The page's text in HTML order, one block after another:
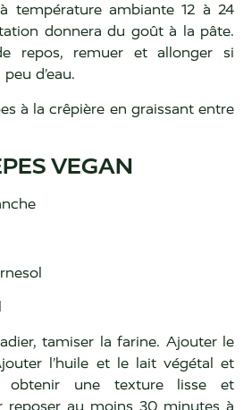
température ambiante 12 à 24
donnera du goût à la pâte.
repos, remuer et allonger si
d’eau.
à la crêpière en graissant entre
VEGAN
tamiser la farine. Ajouter le
l’huile et le lait végétal et
obtenir une texture lisse et
reposer au moins 30 minutes à